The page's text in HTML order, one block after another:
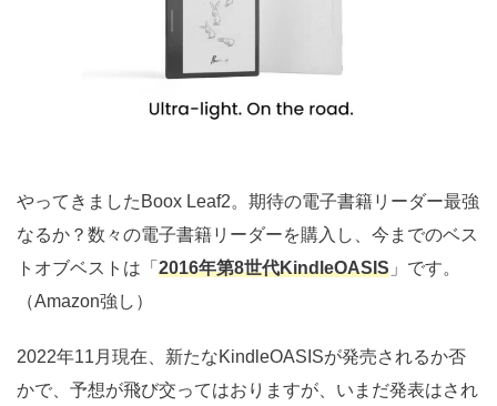
やってきましたBoox Leaf2。期待の電子書籍リーダー最強
なるか？数々の電子書籍リーダーを購入し、今までのベス
トオブベストは「 2016年第8世代KindleOASIS 」です。
（Amazon強し）
2022年11月現在、新たなKindleOASISが発売されるか否
かで、予想が飛び交ってはおりますが、いまだ発表はされ